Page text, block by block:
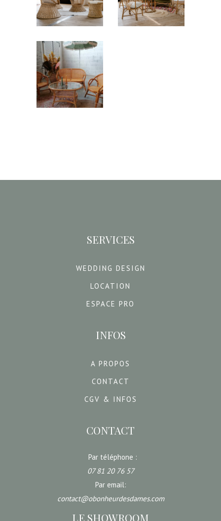
97,00€ 97,00€
Salon Rotin
Martin
97,00€
LE SHOWROOM
CONTACT
Par téléphone :
07 81 20 76 57
Par email:
contact@obonheurdesdames.com
INFOS
A PROPOS
CONTACT
CGV & INFOS
SERVICES
WEDDING DESIGN
LOCATION
ESPACE PRO